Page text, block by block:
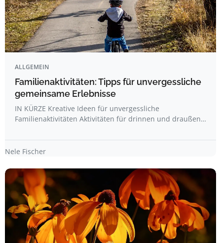
ALLGEMEIN
Familienaktivitäten: Tipps für unvergessliche
gemeinsame Erlebnisse
IN KÜRZE Kreative Ideen für unvergessliche
Familienaktivitäten Aktivitäten für drinnen und draußen…
Nele Fischer